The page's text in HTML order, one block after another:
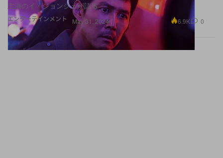
エンターテインメント
主演のイ・ジョンジェが語る
May 31, 2024 6.9K 0